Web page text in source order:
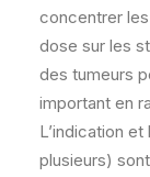
concentrer
dose sur les
des tumeurs
important en
L’indication
plusieurs)